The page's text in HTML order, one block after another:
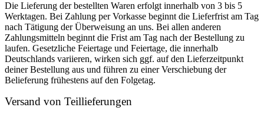
Die Lieferung der bestellten Waren erfolgt innerhalb von 3 bis 5
Werktagen. Bei Zahlung per Vorkasse beginnt die Lieferfrist am Tag
nach Tätigung der Überweisung an uns. Bei allen anderen
Zahlungsmitteln beginnt die Frist am Tag nach der Bestellung zu
laufen. Gesetzliche Feiertage und Feiertage, die innerhalb
Deutschlands variieren, wirken sich ggf. auf den Lieferzeitpunkt
deiner Bestellung aus und führen zu einer Verschiebung der
Belieferung frühestens auf den Folgetag.
Versand von Teillieferungen